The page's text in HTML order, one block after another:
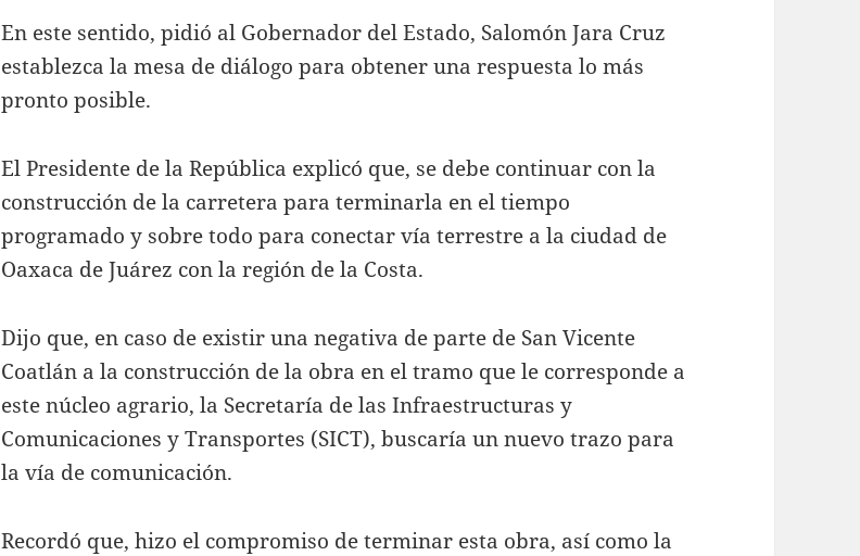
En este sentido, pidió al Gobernador del Estado, Salomón Jara Cruz
establezca la mesa de diálogo para obtener una respuesta lo más
pronto posible.
El Presidente de la República explicó que, se debe continuar con la
construcción de la carretera para terminarla en el tiempo
programado y sobre todo para conectar vía terrestre a la ciudad de
Oaxaca de Juárez con la región de la Costa.
Dijo que, en caso de existir una negativa de parte de San Vicente
Coatlán a la construcción de la obra en el tramo que le corresponde a
este núcleo agrario, la Secretaría de las Infraestructuras y
Comunicaciones y Transportes (SICT), buscaría un nuevo trazo para
la vía de comunicación.
Recordó que, hizo el compromiso de terminar esta obra, así como la